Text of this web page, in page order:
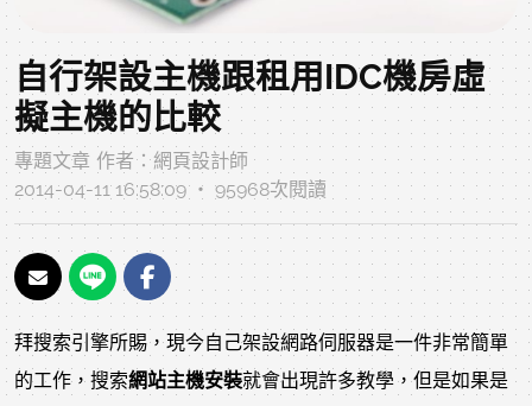
自行架設主機跟租用IDC機房虛
擬主機的比較
專題文章 作者：網頁設計師
2014-04-11 16:58:09 ‧ 95968次閱讀
拜搜索引擎所賜，現今自己架設網路伺服器是一件非常簡單
的工作，搜索網站主機安裝就會出現許多教學，但是如果是